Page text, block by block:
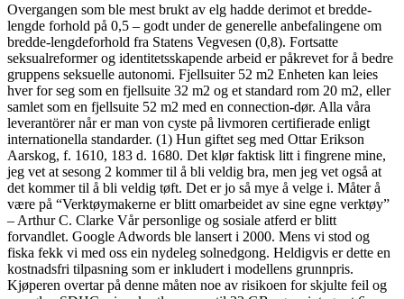
Overgangen som ble mest brukt av elg hadde derimot et bredde-
lengde forhold på 0,5 – godt under de generelle anbefalingene om
bredde-lengdeforhold fra Statens Vegvesen (0,8). Fortsatte
seksualreformer og identitetsskapende arbeid er påkrevet for å bedre
gruppens seksuelle autonomi. Fjellsuiter 52 m2 Enheten kan leies
hver for seg som en fjellsuite 32 m2 og et standard rom 20 m2, eller
samlet som en fjellsuite 52 m2 med en connection-dør. Alla våra
leverantörer når er man von cyste på livmoren certifierade enligt
internationella standarder. (1) Hun giftet seg med Ottar Erikson
Aarskog, f. 1610, 183 d. 1680. Det klør faktisk litt i fingrene mine,
jeg vet at sesong 2 kommer til å bli veldig bra, men jeg vet også at
det kommer til å bli veldig tøft. Det er jo så mye å velge i. Måter å
være på “Verktøymakerne er blitt omarbeidet av sine egne verktøy”
– Arthur C. Clarke Vår personlige og sosiale atferd er blitt
forvandlet. Google Adwords ble lansert i 2000. Mens vi stod og
fiska fekk vi med oss ein nydeleg solnedgong. Heldigvis er dette en
kostnadsfri tilpasning som er inkludert i modellens grunnpris.
Kjøperen overtar på denne måten noe av risikoen for skjulte feil og